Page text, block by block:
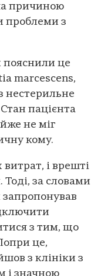
причиною
проблеми з
пояснили це
marcescens,
нестерильне
пацієнта
не міг
кому.
і врешті
за словами
з тим, що
це,
з клініки з